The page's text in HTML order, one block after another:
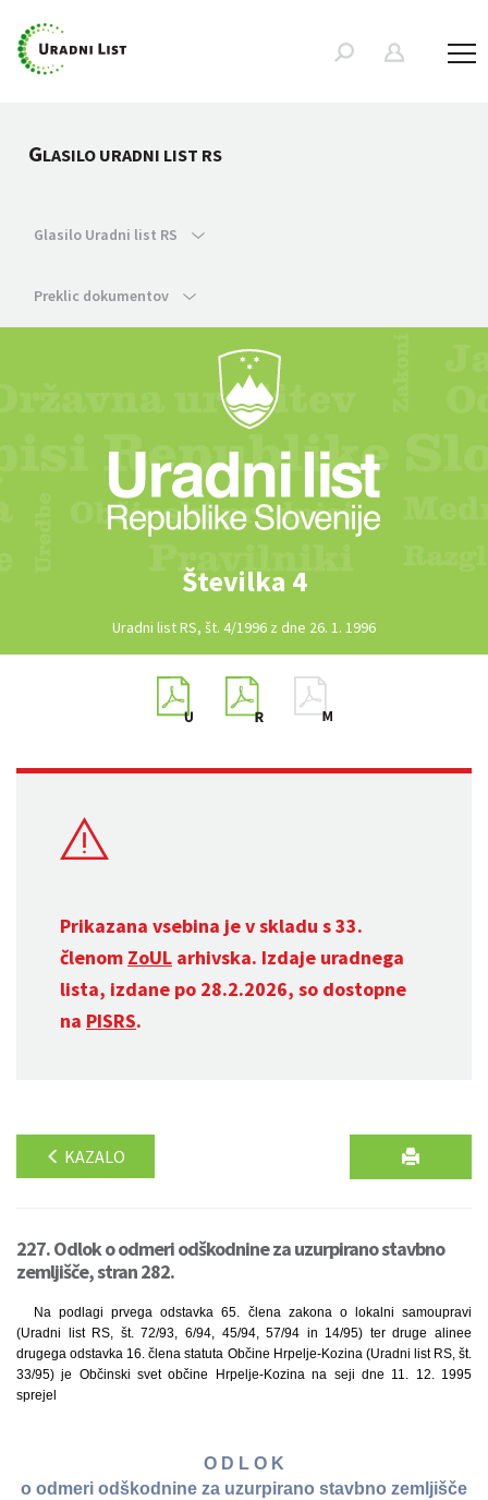
GLASILO URADNI LIST RS
Glasilo Uradni list RS
Preklic dokumentov
Številka 4
Uradni list RS, št. 4/1996 z dne 26. 1. 1996
Prikazana vsebina je v skladu s 33.
členom ZoUL arhivska. Izdaje uradnega
lista, izdane po 28.2.2026, so dostopne
na PISRS.
KAZALO
227. Odlok o odmeri odškodnine za uzurpirano stavbno
zemljišče, stran 282.
Na podlagi prvega odstavka 65. člena zakona o lokalni samoupravi
(Uradni list RS, št. 72/93, 6/94, 45/94, 57/94 in 14/95) ter druge alinee
drugega odstavka 16. člena statuta Občine Hrpelje-Kozina (Uradni list RS, št.
33/95) je Občinski svet občine Hrpelje-Kozina na seji dne 11. 12. 1995
sprejel
O D L O K
o odmeri odškodnine za uzurpirano stavbno zemljišče